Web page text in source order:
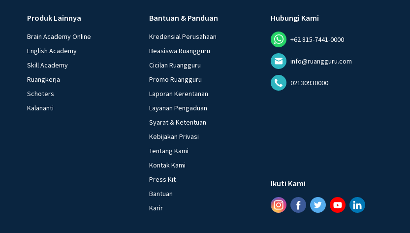
Produk Lainnya
Brain Academy Online
English Academy
Skill Academy
Ruangkerja
Schoters
Kalananti
Bantuan & Panduan
Kredensial Perusahaan
Beasiswa Ruangguru
Cicilan Ruangguru
Promo Ruangguru
Laporan Kerentanan
Layanan Pengaduan
Syarat & Ketentuan
Kebijakan Privasi
Tentang Kami
Kontak Kami
Press Kit
Bantuan
Karir
Hubungi Kami
+62 815-7441-0000
info@ruangguru.com
02130930000
Ikuti Kami